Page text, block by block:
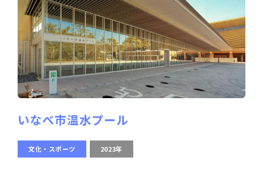
いなべ市温水プール
文化・スポーツ 2023年